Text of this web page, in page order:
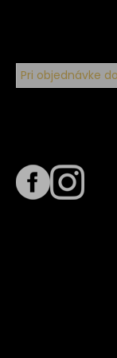
Pri objednávke